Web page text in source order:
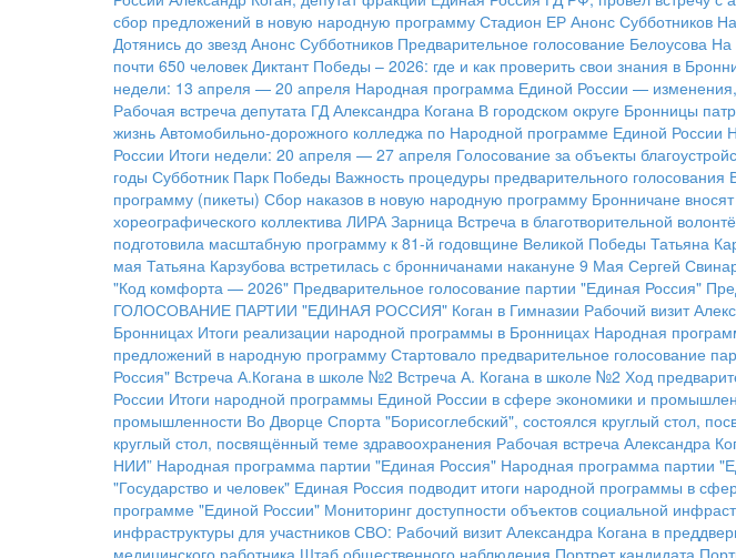
сбор предложений в новую народную программу Стадион ЕР Анонс Субботников
Дотянись до звезд Анонс Субботников Предварительное голосование Белоусова На
почти 650 человек Диктант Победы – 2026: где и как проверить свои знания в
недели: 13 апреля — 20 апреля Народная программа Единой России —
Рабочая встреча депутата ГД Александра Когана В городском округе Бронницы
жизнь Автомобильно-дорожного колледжа по Народной программе Единой России
России Итоги недели: 20 апреля — 27 апреля Голосование за объекты
годы Субботник Парк Победы Важность процедуры предварительного голосования
программу (пикеты) Сбор наказов в новую народную программу Бронничане
хореографического коллектива ЛИРА Зарница Встреча в благотворительной
подготовила масштабную программу к 81-й годовщине Великой Победы Татьяна
мая Татьяна Карзубова встретилась с бронничанами накануне 9 Мая Сергей
"Код комфорта — 2026" Предварительное голосование партии "Единая Россия"
ГОЛОСОВАНИЕ ПАРТИИ "ЕДИНАЯ РОССИЯ" Коган в Гимназии Рабочий визит
Бронницах Итоги реализации народной программы в Бронницах Народная
предложений в народную программу Стартовало предварительное голосование
Россия" Встреча А.Когана в школе №2 Встреча А. Когана в школе №2 Ход
России Итоги народной программы Единой России в сфере экономики и
промышленности Во Дворце Спорта "Борисоглебский", состоялся круглый стол,
круглый стол, посвящённый теме здравоохранения Рабочая встреча Александра
НИИ” Народная программа партии "Единая Россия" Народная программа партии
"Государство и человек" Единая Россия подводит итоги народной программы в
программе "Единой России" Мониторинг доступности объектов социальной
инфраструктуры для участников СВО: Рабочий визит Александра Когана в